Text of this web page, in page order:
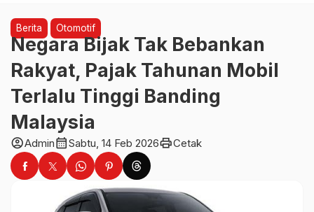
Berita Otomotif
Negara Bijak Tak Bebankan
Rakyat, Pajak Tahunan Mobil
Terlalu Tinggi Banding
Malaysia
account_circleAdmincalendar_monthSabtu, 14 Feb 2026printCetak